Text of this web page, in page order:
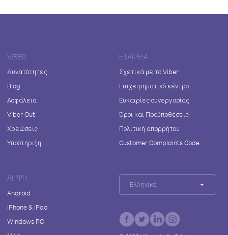
VIBER
Δυνατότητες
Blog
Ασφάλεια
Viber Out
Χρεώσεις
Υποστήριξη
ΕΤΑΙΡΕΊΑ
Σχετικά με το Viber
Επιχειρηματικό κέντρο
Ευκαιρίες συνεργασίας
Όροι και Προϋποθέσεις
Πολιτική απορρήτου
Customer Complaints Code
ΛΉΨΗ
Android
iPhone & iPad
Windows PC
Ελληνικά